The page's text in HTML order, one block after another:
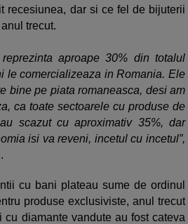
recesiunea, dar si ce fel de bijuterii
trecut.
aproape 30% din totalul
le comercializeaza in Romania. Ele
bine pe piata romaneasca, desi am
ca toate sectoarele cu produse de
scazut cu aproximativ 35%, dar
isi va reveni, incetul cu incetul”,
.
cu bani plateau sume de ordinul
produse exclusiviste, anul trecut
diamante vandute au fost cateva